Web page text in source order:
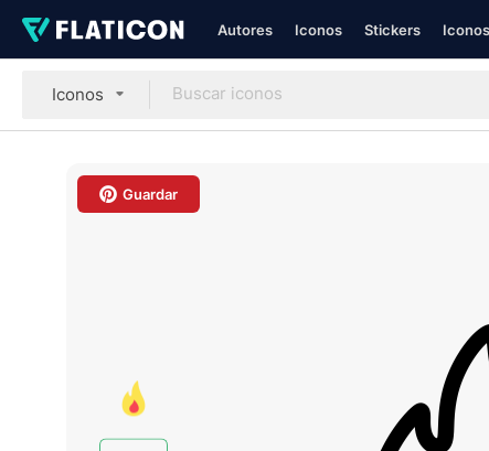
Autores Iconos Stickers
Iconos
Guardar